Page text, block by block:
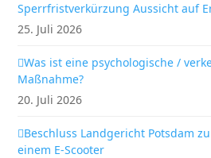
Sperrfristverkürzung Aussicht auf
25. Juli 2026
Was ist eine psychologische /
Maßnahme?
20. Juli 2026
Beschluss Landgericht Potsdam
einem E-Scooter